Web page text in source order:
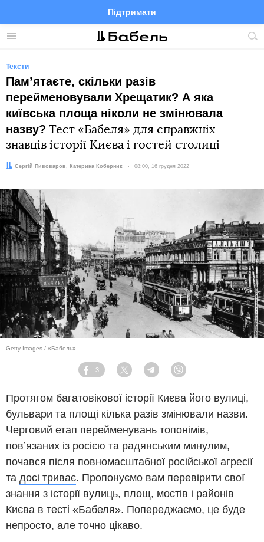
Меню
Підтримати
FacebookTelegramTwitter
Тексти
Пам’ятаєте, скільки разів
перейменовували Хрещатик? А яка
київська площа ніколи не змінювала
назву? Тест «Бабеля» для справжніх
знавців історії Києва і гостей столиці
Автор:
Сергій Пивоваров
Редактор: Катерина Коберник Дата:
08:00, 16 грудня 2022
Getty Images / «Бабель»
Facebook
3
Twitter TelegramViber
Протягом багатовікової історії Києва його вулиці,
бульвари та площі кілька разів змінювали назви.
Черговий етап перейменувань топонімів,
повʼязаних із росією та радянським минулим,
почався після повномасштабної російської агресії
та досі триває. Пропонуємо вам перевірити свої
знання з історії вулиць, площ, мостів і районів
Києва в тесті «Бабеля». Попереджаємо, це буде
непросто, але точно цікаво.